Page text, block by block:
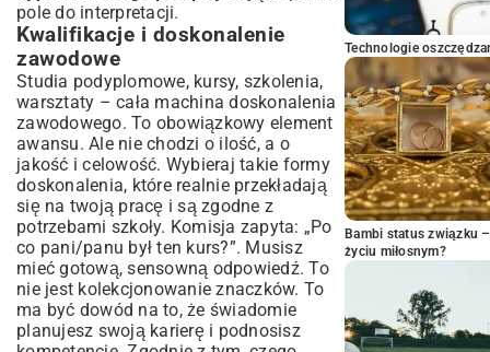
pole do interpretacji.
Kwalifikacje i doskonalenie
zawodowe
Studia podyplomowe, kursy, szkolenia,
warsztaty – cała machina doskonalenia
zawodowego. To obowiązkowy element
awansu. Ale nie chodzi o ilość, a o
jakość i celowość. Wybieraj takie formy
doskonalenia, które realnie przekładają
się na twoją pracę i są zgodne z
potrzebami szkoły. Komisja zapyta: „Po
co pani/panu był ten kurs?”. Musisz
mieć gotową, sensowną odpowiedź. To
nie jest kolekcjonowanie znaczków. To
ma być dowód na to, że świadomie
planujesz swoją karierę i podnosisz
Technologie
Bambi status związku
życiu miłosnym?